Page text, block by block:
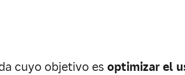
cuyo objetivo es optimizar el